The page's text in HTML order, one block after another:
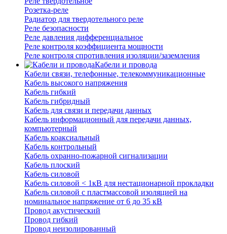
Розетка-реле
Радиатор для твердотельного реле
Реле безопасности
Реле давления дифференциальное
Реле контроля коэффициента мощности
Реле контроля спротивления изоляции/заземления
Кабели и провода
Кабели связи, телефонные, телекоммуникационные
Кабель высокого напряжения
Кабель гибкий
Кабель гибридный
Кабель для связи и передачи данных
Кабель информационный для передачи данных,
компьютерный
Кабель коаксиальный
Кабель контрольный
Кабель охранно-пожарной сигнализации
Кабель плоский
Кабель силовой
Кабель силовой < 1кВ для нестационарной прокладки
Кабель силовой с пластмассовой изоляцией на
номинальное напряжение от 6 до 35 кВ
Провод акустический
Провод гибкий
Провод неизолированный